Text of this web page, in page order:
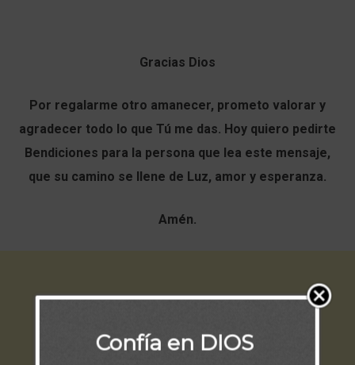
Gracias Dios
Por regalarme otro amanecer, prometo valorar y
agradecer todo lo que Tú me das. Hoy quiero pedirte
Bendiciones para la persona que lea este mensaje,
que su camino se llene de Luz, amor y esperanza.
Amén.
Confía en DIOS